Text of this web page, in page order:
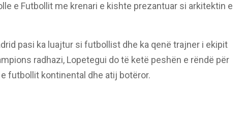
e Futbollit me krenari e kishte prezantuar si arkitektin e
pasi ka luajtur si futbollist dhe ka qenë trajner i ekipit
radhazi, Lopetegui do të ketë peshën e rëndë për
futbollit kontinental dhe atij botëror.